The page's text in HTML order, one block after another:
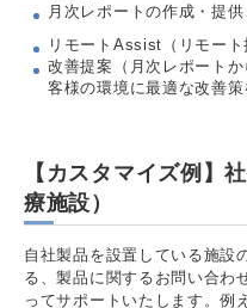
月次レポートの作成・提
リモートAssist（リモー
改善提案（月次レポート
客様の環境に最適な改善
【カスタマイズ例】
療施設）
自社製品を設置している施設
る、製品に関するお問い合わ
ってサポートいたします。例